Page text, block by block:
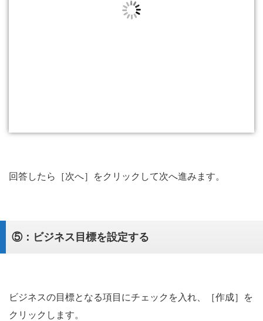
回答したら［次へ］をクリックして次へ進みます。
⑤：ビジネス目標を設定する
ビジネスの目標となる項目にチェックを入れ、［作成］を
クリックします。